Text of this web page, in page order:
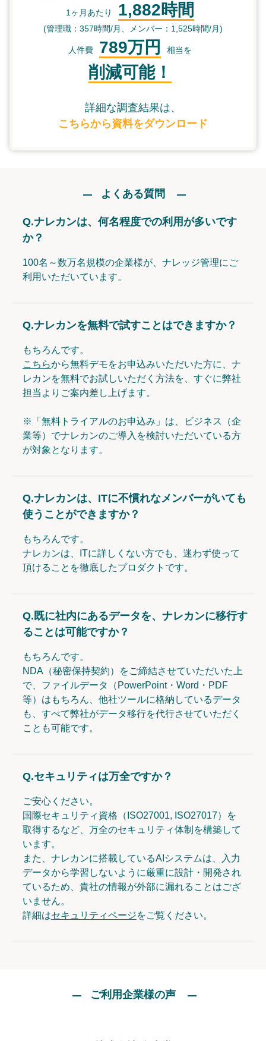
1ヶ月あたり 1,882時間
(管理職：357時間/月、メンバー：1,525時間/月)
人件費 789万円 相当を
削減可能！
詳細な調査結果は、
こちらから資料をダウンロード
よくある質問
Q.ナレカンは、何名程度での利用が多いです
か？
100名～数万名規模の企業様が、ナレッジ管理にご
利用いただいています。
Q.ナレカンを無料で試すことはできますか？
もちろんです。
こちらから無料デモをお申込みいただいた方に、ナ
レカンを無料でお試しいただく方法を、すぐに弊社
担当よりご案内差し上げます。
※「無料トライアルのお申込み」は、ビジネス（企
業等）でナレカンのご導入を検討いただいている方
が対象となります。
Q.ナレカンは、ITに不慣れなメンバーがいても
使うことができますか？
もちろんです。
ナレカンは、ITに詳しくない方でも、迷わず使って
頂けることを徹底したプロダクトです。
Q.既に社内にあるデータを、ナレカンに移行す
ることは可能ですか？
もちろんです。
NDA（秘密保持契約）をご締結させていただいた上
で、ファイルデータ（PowerPoint・Word・PDF
等）はもちろん、他社ツールに格納しているデータ
も、すべて弊社がデータ移行を代行させていただく
ことも可能です。
Q.セキュリティは万全ですか？
ご安心ください。
国際セキュリティ資格（ISO27001, ISO27017）を
取得するなど、万全のセキュリティ体制を構築して
います。
また、ナレカンに搭載しているAIシステムは、入力
データから学習しないように厳重に設計・開発され
ているため、貴社の情報が外部に漏れることはござ
いません。
詳細はセキュリティページをご覧ください。
ご利用企業様の声